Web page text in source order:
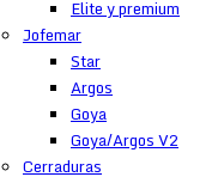
Elite y premium
Jofemar
Star
Argos
Goya
Goya/Argos V2
Cerraduras